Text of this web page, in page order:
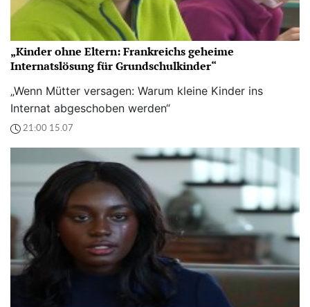
„Kinder ohne Eltern: Frankreichs geheime
Internatslösung für Grundschulkinder“
„Wenn Mütter versagen: Warum kleine Kinder ins
Internat abgeschoben werden“
21:00 15.07